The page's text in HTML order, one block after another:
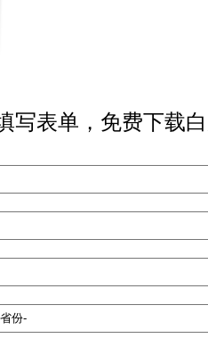
写表单，免费下载